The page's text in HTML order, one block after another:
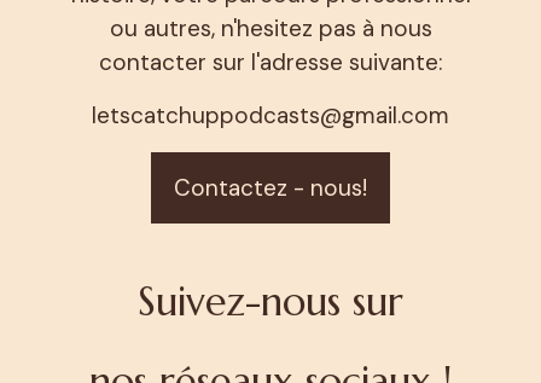
ou autres, n'hesitez pas à nous
contacter sur l'adresse suivante:
letscatchuppodcasts@gmail.com
Contactez - nous!
Suivez-nous sur